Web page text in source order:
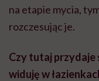
na etapie mycia,
rozczesując je.
Czy tutaj przydaje
widuję w